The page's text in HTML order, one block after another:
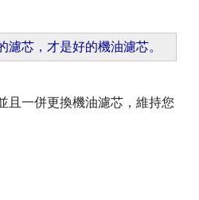
芯，才是好的機油濾芯。
且一併更換機油濾芯，維持您